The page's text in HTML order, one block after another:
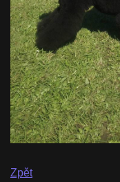
Zpět